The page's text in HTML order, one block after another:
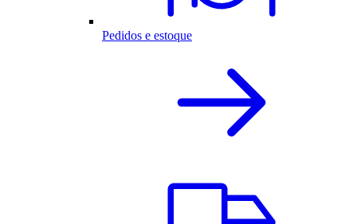
Pedidos e estoque